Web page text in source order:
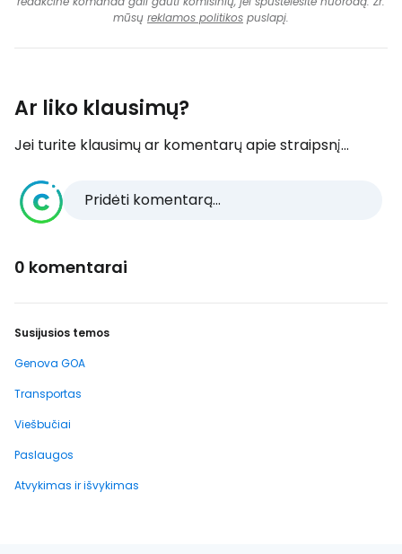
mūsų reklamos politikos puslapį.
Ar liko klausimų?
Jei turite klausimų ar komentarų apie straipsnį...
Pridėti komentarą...
0 komentarai
Susijusios temos
Genova GOA
Transportas
Viešbučiai
Paslaugos
Atvykimas ir išvykimas